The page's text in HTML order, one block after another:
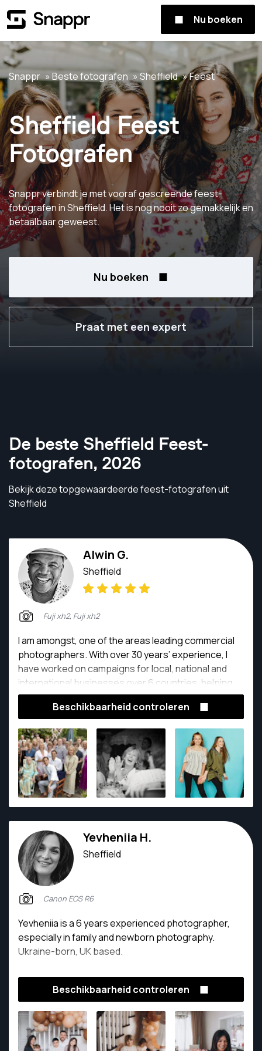
Nu boeken
Snappr Beste fotografen Sheffield Feest
Sheffield Feest
Fotografen
Snappr verbindt je met vooraf gescreende feest-
fotografen in Sheffield. Het is nog nooit zo gemakkelijk en
betaalbaar geweest.
Nu boeken
Praat met een expert
De beste Sheffield Feest-
fotografen, 2026
Bekijk deze topgewaardeerde feest-fotografen uit
Sheffield
Alwin G.
Sheffield
Fuji xh2, Fuji xh2
I am amongst, one of the areas leading commercial
photographers. With over 30 years’ experience, I
have worked on campaigns for local, national and
international businesses over 6 countries, helping
them elevate and define their business message.
Clients have included government bodies, banks,
numerous design and advertising agencies, and
celebrities. I work creatively and on-brand, fulfilling
briefs to tight deadlines.
Beschikbaarheid controleren
Yevheniia H.
Sheffield
Canon EOS R6
Yevheniia is a 6 years experienced photographer,
especially in family and newborn photography.
Ukraine-born, UK based.
Beschikbaarheid controleren